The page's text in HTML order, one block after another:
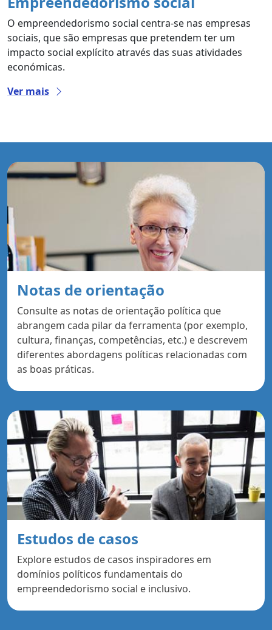
O empreendedorismo social centra-se nas empresas
sociais, que são empresas que pretendem ter um
impacto social explícito através das suas atividades
económicas.
Ver mais
Notas de orientação
Consulte as notas de orientação política que
abrangem cada pilar da ferramenta (por exemplo,
cultura, finanças, competências, etc.) e descrevem
diferentes abordagens políticas relacionadas com
as boas práticas.
Estudos de casos
Explore estudos de casos inspiradores em
domínios políticos fundamentais do
empreendedorismo social e inclusivo.